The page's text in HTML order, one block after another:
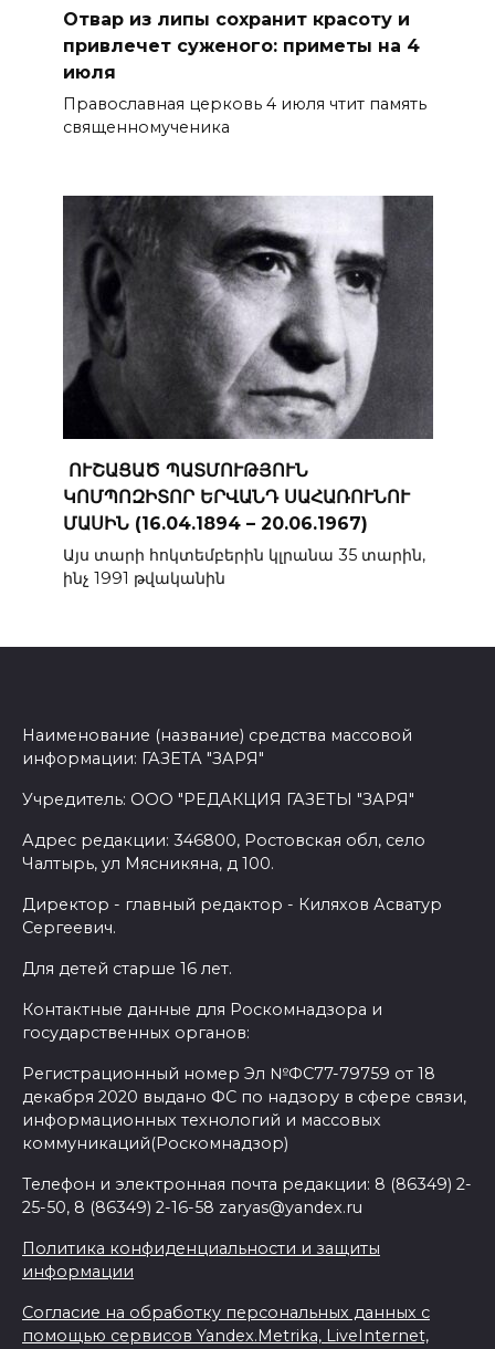
Отвар из липы сохранит красоту и
привлечет суженого: приметы на 4
июля
Православная церковь 4 июля чтит память
священномученика
ՈՒՇԱՑԱԾ ՊԱՏՄՈՒԹՅՈՒՆ
ԿՈՄՊՈԶԻՏՈՐ ԵՐՎԱՆԴ ՍԱՀԱՌՈՒՆՈՒ
ՄԱՍԻՆ (16.04.1894 – 20.06.1967)
Այս տարի հոկտեմբերին կլրանա 35 տարին,
ինչ 1991 թվականին
Наименование (название) средства массовой
информации: ГАЗЕТА "ЗАРЯ"
Учредитель: ООО "РЕДАКЦИЯ ГАЗЕТЫ "ЗАРЯ"
Адрес редакции: 346800, Ростовская обл, село
Чалтырь, ул Мясникяна, д 100.
Директор - главный редактор - Киляхов Асватур
Сергеевич.
Для детей старше 16 лет.
Контактные данные для Роскомнадзора и
государственных органов:
Регистрационный номер Эл №ФС77-79759 от 18
декабря 2020 выдано ФС по надзору в сфере связи,
информационных технологий и массовых
коммуникаций(Роскомнадзор)
Телефон и электронная почта редакции: 8 (86349) 2-
25-50, 8 (86349) 2-16-58 zaryas@yandex.ru
Политика конфиденциальности и защиты
информации
Согласие на обработку персональных данных с
помощью сервисов Yandex.Metrika, LiveInternet,